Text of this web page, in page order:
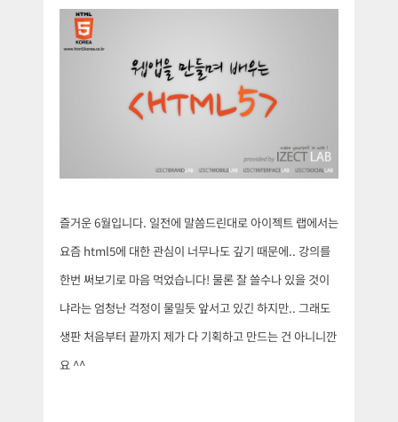
즐거운 6월입니다. 일전에 말씀드린대로 아이젝트 랩에서는
요즘 html5에 대한 관심이 너무나도 깊기 때문에.. 강의를
한번 써보기로 마음 먹었습니다! 물론 잘 쓸수나 있을 것이
냐라는 엄청난 걱정이 물밀듯 앞서고 있긴 하지만.. 그래도
생판 처음부터 끝까지 제가 다 기획하고 만드는 건 아니니깐
요 ^^